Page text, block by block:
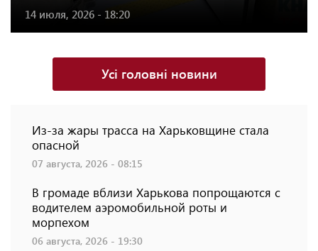
Из-за жары трасса на Харьковщине стала
опасной
07 августа, 2026 - 08:15
В громаде вблизи Харькова попрощаются с
водителем аэромобильной роты и
морпехом
06 августа, 2026 - 19:30
14 июля, 2026 - 18:20
Усі головні новини